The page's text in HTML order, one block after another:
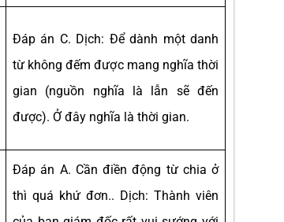
Đáp án C. Dịch: Để dành một danh
từ không đếm được mang nghĩa thời
gian (nguồn nghĩa là lẫn sẽ đến
được). Ở đây nghĩa là thời gian.
Đáp án A. Cần điền động từ chia ở
thì quá khứ đơn.. Dịch: Thành viên